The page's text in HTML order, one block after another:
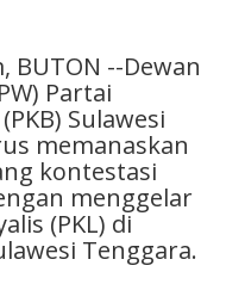
BUTON --Dewan
Partai
Sulawesi
memanaskan
kontestasi
menggelar
(PKL) di
Tenggara.